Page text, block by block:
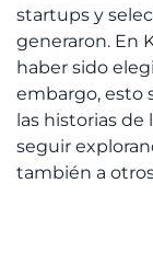
startups y
generaron. En
haber sido
embargo, esto
las historias de
seguir
también a